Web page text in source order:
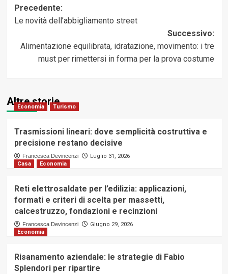
Navigazione
articolo
Precedente:
Le novità dell’abbigliamento street
Successivo:
Alimentazione equilibrata, idratazione, movimento: i tre
must per rimettersi in forma per la prova costume
Altre storie
Economia Turismo
Trasmissioni lineari: dove semplicità costruttiva e
precisione restano decisive
Francesca Devincenzi
Luglio 31, 2026
Casa
Economia
Reti elettrosaldate per l’edilizia: applicazioni,
formati e criteri di scelta per massetti,
calcestruzzo, fondazioni e recinzioni
Francesca Devincenzi
Giugno 29, 2026
Economia
Risanamento aziendale: le strategie di Fabio
Splendori per ripartire